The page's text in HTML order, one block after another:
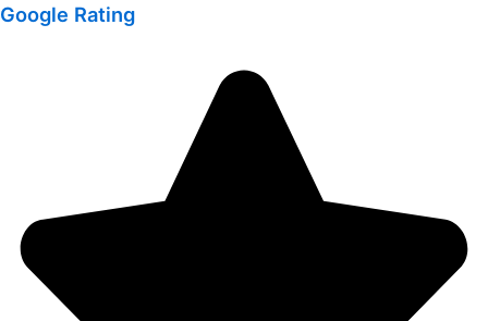
Google Rating